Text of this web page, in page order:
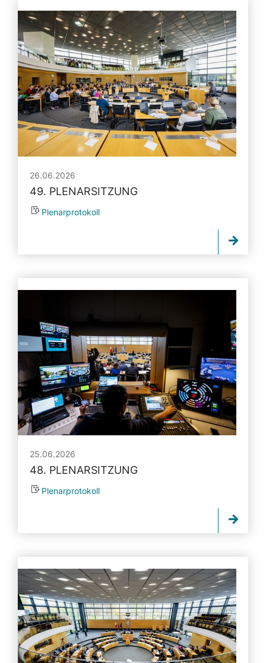
26.06.2026
49. PLENARSITZUNG
Plenarprotokoll
25.06.2026
48. PLENARSITZUNG
Plenarprotokoll